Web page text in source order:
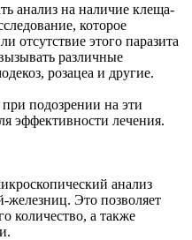
анализ на наличие клеща-
которое
отсутствие этого паразита
различные
розацеа и другие.
при подозрении на эти
эффективности лечения.
анализ
железниц. Это позволяет
количество, а также